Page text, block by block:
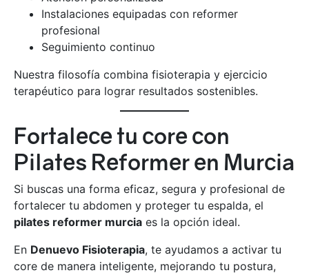
Instalaciones equipadas con reformer
profesional
Seguimiento continuo
Nuestra filosofía combina fisioterapia y ejercicio
terapéutico para lograr resultados sostenibles.
Fortalece tu core con
Pilates Reformer en Murcia
Si buscas una forma eficaz, segura y profesional de
fortalecer tu abdomen y proteger tu espalda, el
pilates reformer murcia es la opción ideal.
En Denuevo Fisioterapia, te ayudamos a activar tu
core de manera inteligente, mejorando tu postura,